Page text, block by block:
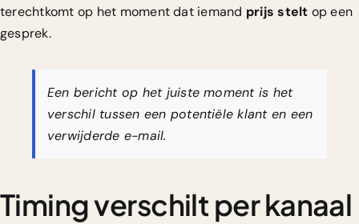
terechtkomt op het moment dat iemand prijs stelt op een
gesprek.
Een bericht op het juiste moment is het
verschil tussen een potentiële klant en een
verwijderde e-mail.
Timing verschilt per kanaal